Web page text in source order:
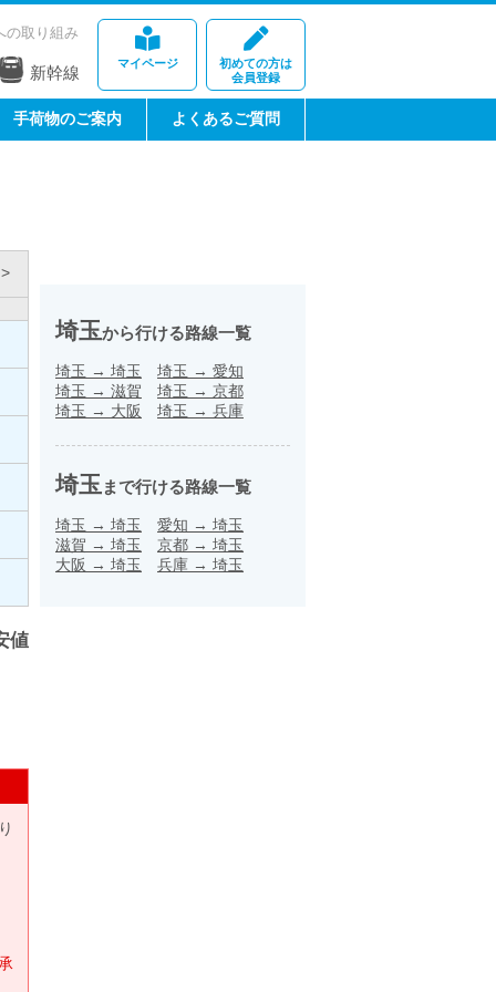
マイページ
初めての方は
会員登録
の取り組み
新幹線
手荷物のご案内 よくあるご質問
値
埼玉から行ける路線一覧
埼玉 → 埼玉 埼玉 → 愛知
埼玉 → 滋賀 埼玉 → 京都
埼玉 → 大阪 埼玉 → 兵庫
埼玉 まで行ける路線一覧
埼玉 → 埼玉 愛知 → 埼玉
滋賀 → 埼玉 京都 → 埼玉
大阪 → 埼玉 兵庫 → 埼玉